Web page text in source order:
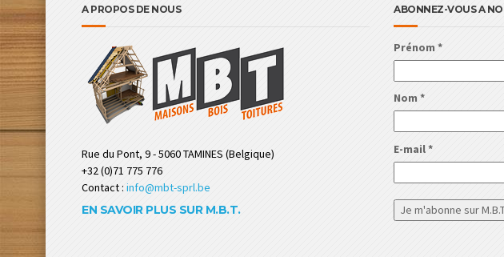
A PROPOS DE NOUS
Rue du Pont, 9 - 5060 TAMINES (Belgique)
+32 (0)71 775 776
Contact : info@mbt-sprl.be
EN SAVOIR PLUS SUR M.B.T.
ABONNEZ-VOUS A
Prénom *
Nom *
E-mail*